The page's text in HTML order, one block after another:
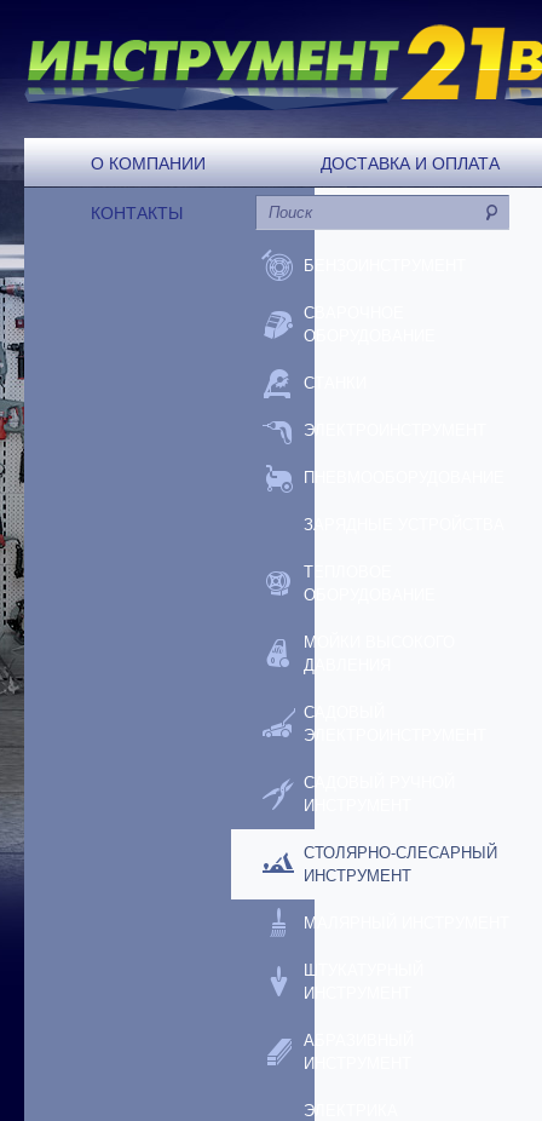
О КОМПАНИИ ДОСТАВКА И ОПЛАТА
КОНТАКТЫ
БЕНЗОИНСТРУМЕНТ
СВАРОЧНОЕ
ОБОРУДОВАНИЕ
СТАНКИ
ЭЛЕКТРОИНСТРУМЕНТ
ПНЕВМООБОРУДОВАНИЕ
ЗАРЯДНЫЕ УСТРОЙСТВА
ТЕПЛОВОЕ
ОБОРУДОВАНИЕ
МОЙКИ ВЫСОКОГО
ДАВЛЕНИЯ
САДОВЫЙ
ЭЛЕКТРОИНСТРУМЕНТ
САДОВЫЙ РУЧНОЙ
ИНСТРУМЕНТ
СТОЛЯРНО-СЛЕСАРНЫЙ
ИНСТРУМЕНТ
МАЛЯРНЫЙ ИНСТРУМЕНТ
ШТУКАТУРНЫЙ
ИНСТРУМЕНТ
АБРАЗИВНЫЙ
ИНСТРУМЕНТ
ЭЛЕКТРИКА